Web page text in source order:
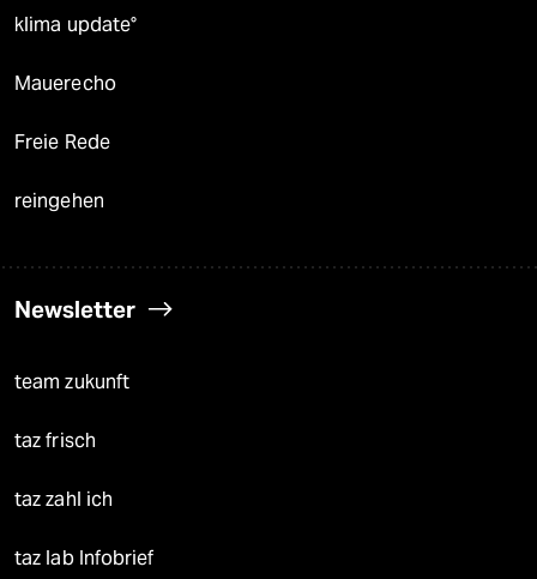
klima update°
Mauerecho
Freie Rede
reingehen
Newsletter
team zukunft
taz frisch
taz zahl ich
taz lab Infobrief